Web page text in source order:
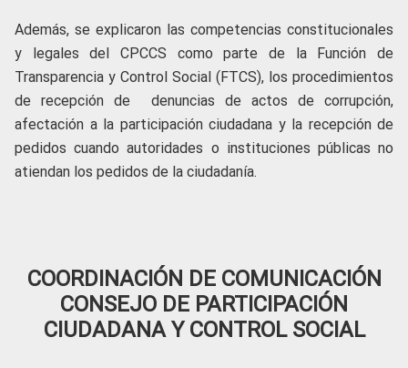
Además, se explicaron las competencias constitucionales
y legales del CPCCS como parte de la Función de
Transparencia y Control Social (FTCS), los procedimientos
de recepción de denuncias de actos de corrupción,
afectación a la participación ciudadana y la recepción de
pedidos cuando autoridades o instituciones públicas no
atiendan los pedidos de la ciudadanía.
COORDINACIÓN DE COMUNICACIÓN
CONSEJO DE PARTICIPACIÓN
CIUDADANA Y CONTROL SOCIAL